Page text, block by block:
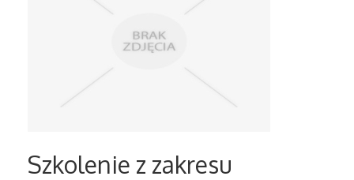
Hobby
Zajęcia Sportowe i Rekreacyjne
Szkolenie z zakresu